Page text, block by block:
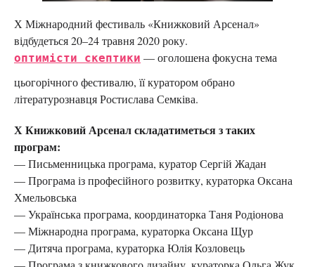
Х Міжнародний фестиваль «Книжковий Арсенал»
відбудеться 20–24 травня 2020 року.
оптимісти скептики— оголошена фокусна тема
цьогорічного фестивалю, її куратором обрано
літературознавця Ростислава Семківа.
Х Книжковий Арсенал складатиметься з таких
програм:
— Письменницька програма, куратор Сергій Жадан
— Програма із професійного розвитку, кураторка Оксана
Хмельовська
— Українська програма, координаторка Таня Родіонова
— Міжнародна програма, кураторка Оксана Щур
— Дитяча програма, кураторка Юлія Козловець